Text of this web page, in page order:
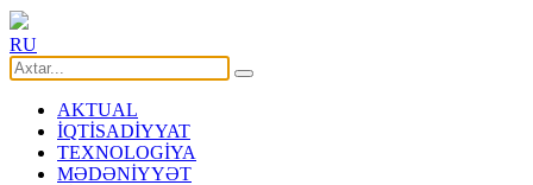
RU
AKTUAL
İQTİSADİYYAT
TEXNOLOGİYA
MƏDƏNİYYƏT